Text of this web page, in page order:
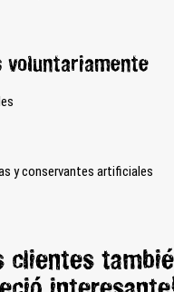
voluntariamente
y conservantes artificiales
clientes